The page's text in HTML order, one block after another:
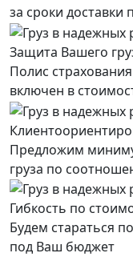
за сроки доставки
Защита Вашего
Полис
включен в
Предложим
груза по
Гибкость по
Будем стараться
под Ваш бюджет